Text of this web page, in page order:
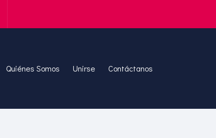
Quiénes Somos Unirse Contáctanos